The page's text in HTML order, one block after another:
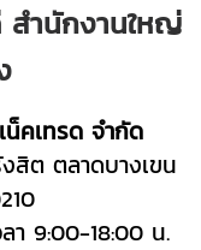
สำนักงานใหญ่
คเทรด จำกัด
สิต ตลาดบางเขน
า 9:00-18:00 น.